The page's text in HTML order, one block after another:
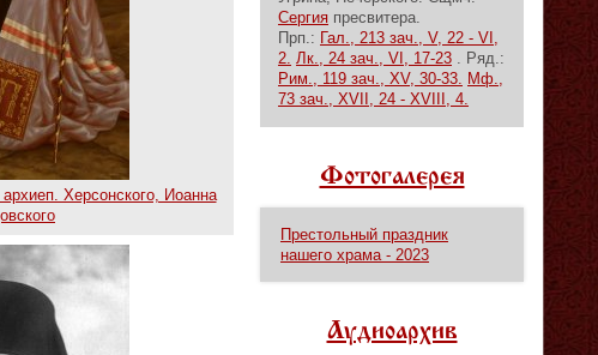
Херсонского, Иоанна
Сергия пресвитера.
Прп.: Гал., 213 зач., V, 22 - VI,
2. Лк., 24 зач., VI, 17-23 . Ряд.:
Рим., 119 зач., XV, 30-33. Мф.,
73 зач., XVII, 24 - XVIII, 4.
Фотогалерея
Престольный праздник
нашего храма - 2023
Аудиоархив